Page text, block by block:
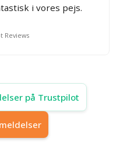
i vores pejs.
Reviews
på Trustpilot